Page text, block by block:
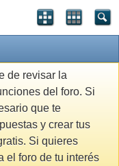
de revisar la
del foro. Si
que te
y crear tus
Si quieres
el foro de tu interés